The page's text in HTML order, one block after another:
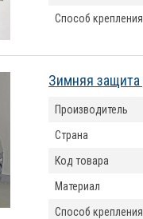
Способ крепления
Зимняя защита
Производитель
Страна
Код товара
Материал
Способ крепления